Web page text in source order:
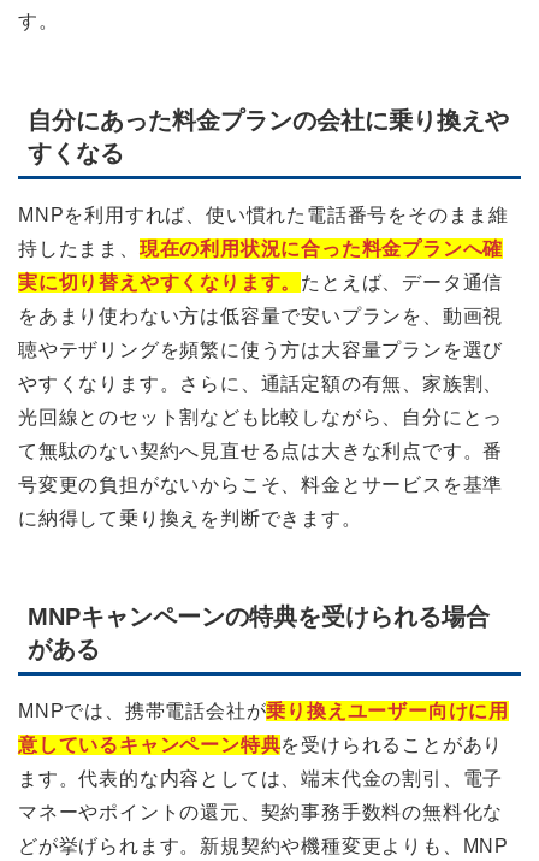
す。
自分にあった料金プランの会社に乗り換えや
すくなる
MNPを利用すれば、使い慣れた電話番号をそのまま維
持したまま、 現在の利用状況に合った料金プランへ確
実に切り替えやすくなります。 たとえば、データ通信
をあまり使わない方は低容量で安いプランを、動画視
聴やテザリングを頻繁に使う方は大容量プランを選び
やすくなります。さらに、通話定額の有無、家族割、
光回線とのセット割なども比較しながら、自分にとっ
て無駄のない契約へ見直せる点は大きな利点です。番
号変更の負担がないからこそ、料金とサービスを基準
に納得して乗り換えを判断できます。
MNPキャンペーンの特典を受けられる場合
がある
MNPでは、携帯電話会社が乗り換えユーザー向けに用
意しているキャンペーン特典を受けられることがあり
ます。代表的な内容としては、端末代金の割引、電子
マネーやポイントの還元、契約事務手数料の無料化な
どが挙げられます。新規契約や機種変更よりも、MNP